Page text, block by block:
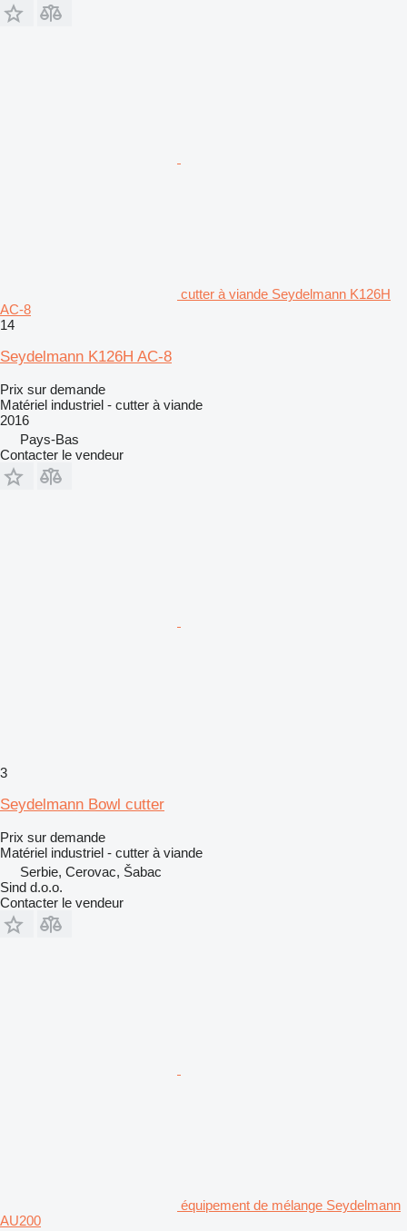
cutter à viande Seydelmann K126H
AC-8
14
Seydelmann K126H AC-8
Prix sur demande
Matériel industriel - cutter à viande
2016
Pays-Bas
Contacter le vendeur
3
Seydelmann Bowl cutter
Prix sur demande
Matériel industriel - cutter à viande
Serbie, Cerovac, Šabac
Sind d.o.o.
Contacter le vendeur
équipement de mélange Seydelmann
AU200